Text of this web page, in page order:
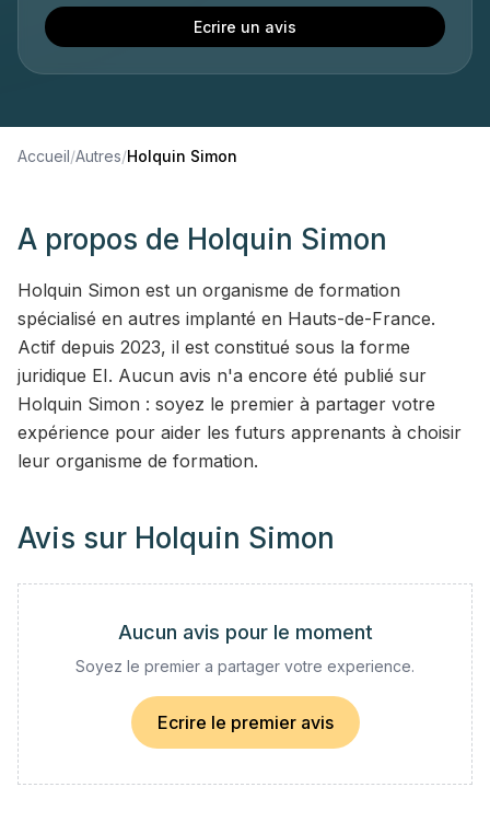
Ecrire un avis
Accueil/Autres/Holquin Simon
A propos de Holquin Simon
Holquin Simon est un organisme de formation
spécialisé en autres implanté en Hauts-de-France.
Actif depuis 2023, il est constitué sous la forme
juridique EI. Aucun avis n'a encore été publié sur
Holquin Simon : soyez le premier à partager votre
expérience pour aider les futurs apprenants à choisir
leur organisme de formation.
Avis sur Holquin Simon
Aucun avis pour le moment
Soyez le premier a partager votre experience.
Ecrire le premier avis